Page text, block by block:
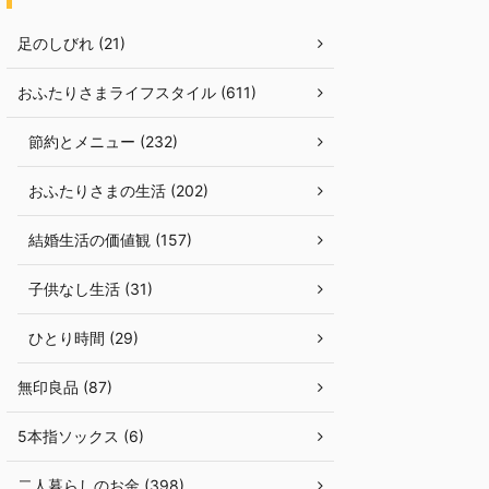
足のしびれ (21)
おふたりさまライフスタイル (611)
節約とメニュー (232)
おふたりさまの生活 (202)
結婚生活の価値観 (157)
子供なし生活 (31)
ひとり時間 (29)
無印良品 (87)
5本指ソックス (6)
二人暮らしのお金 (398)